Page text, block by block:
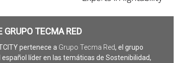
GRUPO TECMA RED
pertenece a Grupo Tecma Red, el grupo
líder en las temáticas de Sostenibilidad,